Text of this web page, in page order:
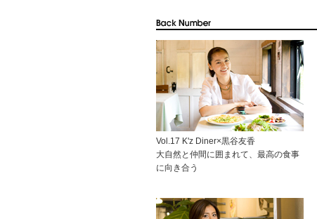
Vol.17 K'z Diner×黒谷友香
大自然と仲間に囲まれて、最高の食事
に向き合う